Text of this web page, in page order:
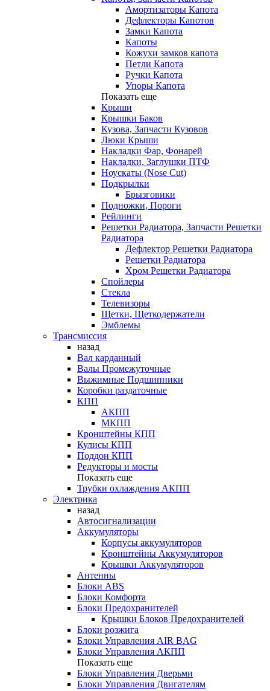
Амортизаторы Капота
Дефлекторы Капотов
Замки Капота
Капоты
Кожухи замков капота
Петли Капота
Ручки Капота
Упоры Капота
Показать еще
Крыши
Крышки Баков
Кузова, Запчасти Кузовов
Люки Крыши
Накладки Фар, Фонарей
Накладки, Заглушки ПТФ
Ноускаты (Nose Cut)
Подкрылки
Брызговики
Подножки, Пороги
Рейлинги
Решетки Радиатора, Запчасти Решетки
Радиатора
Дефлектор Решетки Радиатора
Решетки Радиатора
Хром Решетки Радиатора
Спойлеры
Стекла
Телевизоры
Щетки, Щеткодержатели
Эмблемы
Трансмиссия
назад
Вал карданный
Валы Промежуточные
Выжимные Подшипники
Коробки раздаточные
КПП
АКПП
МКПП
Кронштейны КПП
Кулисы КПП
Поддон КПП
Редукторы и мосты
Показать еще
Трубки охлаждения АКПП
Электрика
назад
Автосигнализации
Аккумуляторы
Корпусы аккумуляторов
Кронштейны Аккумуляторов
Крышки Аккумуляторов
Антенны
Блоки ABS
Блоки Комфорта
Блоки Предохранителей
Крышки Блоков Предохранителей
Блоки розжига
Блоки Управления AIR BAG
Блоки Управления АКПП
Показать еще
Блоки Управления Дверьми
Блоки Управления Двигателям